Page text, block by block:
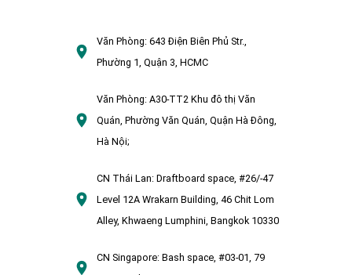
Văn Phòng:643 Điện Biên Phủ Str.,
Phường 1, Quận 3, HCMC
Văn Phòng:A30-TT2 Khu đô thị Văn
Quán, Phường Văn Quán, Quận Hà Đông,
Hà Nội;
CN Thái Lan: Draftboard space, #26/-47
Level 12A Wrakarn Building, 46 Chit Lom
Alley, Khwaeng Lumphini, Bangkok 10330
CN Singapore: Bash space, #03-01, 79